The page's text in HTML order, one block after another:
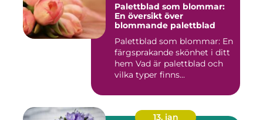
Palettblad som blommar:
En översikt över
blommande palettblad
Palettblad som blommar: En
färgsprakande skönhet i ditt
hem Vad är palettblad och
vilka typer finns...
13. jan